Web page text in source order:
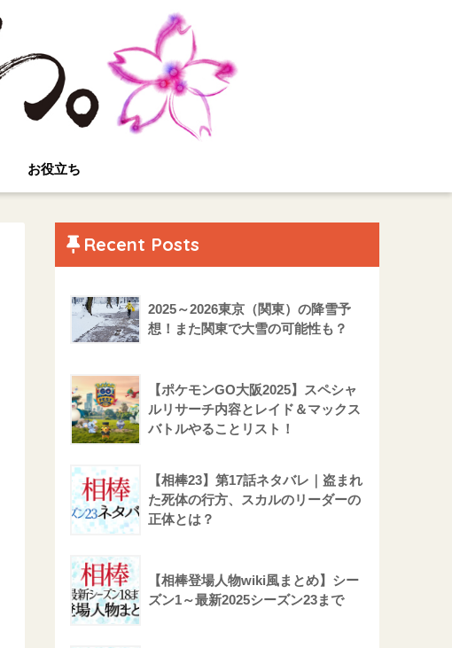
お役立ち
Recent Posts
2025～2026東京（関東）の降雪予
想！また関東で大雪の可能性も？
【ポケモンGO大阪2025】スペシャ
ルリサーチ内容とレイド＆マックス
バトルやることリスト！
【相棒23】第17話ネタバレ｜盗まれ
た死体の行方、スカルのリーダーの
正体とは？
【相棒登場人物wiki風まとめ】シー
ズン1～最新2025シーズン23まで